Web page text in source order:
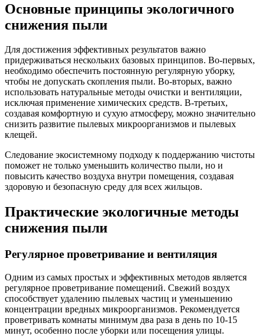
Основные принципы экологичного
снижения пыли
Для достижения эффективных результатов важно
придерживаться нескольких базовых принципов. Во-первых,
необходимо обеспечить постоянную регулярную уборку,
чтобы не допускать скопления пыли. Во-вторых, важно
использовать натуральные методы очистки и вентиляции,
исключая применение химических средств. В-третьих,
создавая комфортную и сухую атмосферу, можно значительно
снизить развитие пылевых микроорганизмов и пылевых
клещей.
Следование экосистемному подходу к поддержанию чистоты
поможет не только уменьшить количество пыли, но и
повысить качество воздуха внутри помещения, создавая
здоровую и безопасную среду для всех жильцов.
Практические экологичные методы
снижения пыли
Регулярное проветривание и вентиляция
Одним из самых простых и эффективных методов является
регулярное проветривание помещений. Свежий воздух
способствует удалению пылевых частиц и уменьшению
концентрации вредных микроорганизмов. Рекомендуется
проветривать комнаты минимум два раза в день по 10-15
минут, особенно после уборки или посещения улицы.